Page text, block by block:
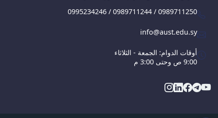
0995234246 / 0989711244 / 0989711250
info@aust.edu.sy
أوقات الدوام: الجمعة - الثلاثاء
9:00 ص وحتى 3:00 م